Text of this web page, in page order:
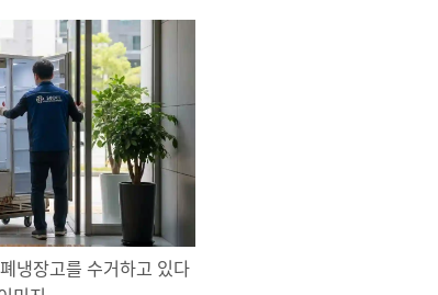
냉장고를 수거하고 있다